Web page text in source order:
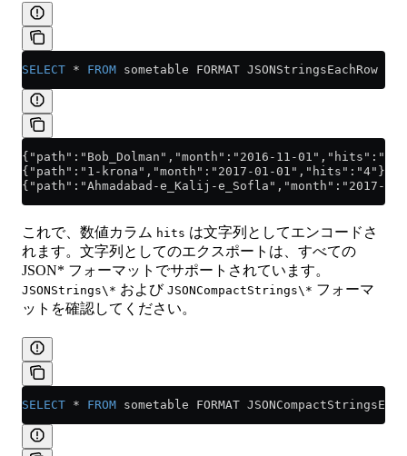
SELECT * FROM sometable FORMAT JSONStringsEachRow
{"path":"Bob_Dolman","month":"2016-11-
{"path":"1-krona","month":"2017-01-01","hits":"4"}
{"path":"Ahmadabad-e_Kalij-e_Sofla","month":"2017-
これで、数値カラム hits は文字列としてエンコードさ
れます。文字列としてのエクスポートは、すべての
JSON* フォーマットでサポートされています。
JSONStrings\* および JSONCompactStrings\* フォーマ
ットを確認してください。
SELECT * FROM sometable FORMAT